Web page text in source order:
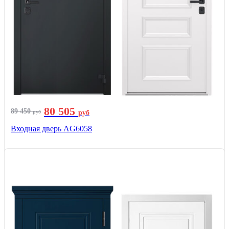
89 450руб 80 505 руб
Входная дверь AG6058